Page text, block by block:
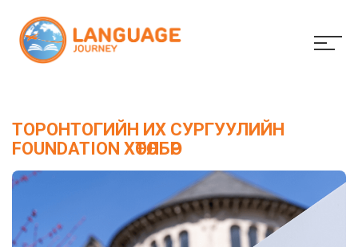
ТОРОНТОГИЙН ИХ СУРГУУЛИЙН
FOUNDATION ХӨТӨЛБӨР